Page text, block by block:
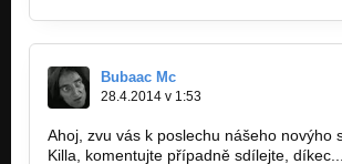
Bubaac Mc
28.4.2014 v 1:53
Ahoj, zvu vás k poslechu nášeho novýho
Killa, komentujte případně sdílejte, díkec...